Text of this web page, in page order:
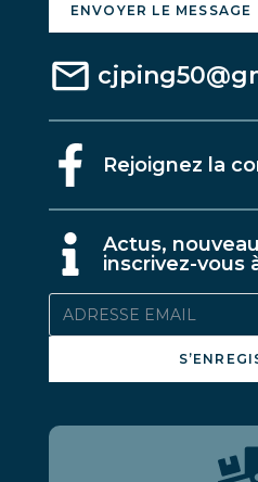
ENVOYER LE MESSAGE
Rejoignez la
Actus,
inscrivez-vous